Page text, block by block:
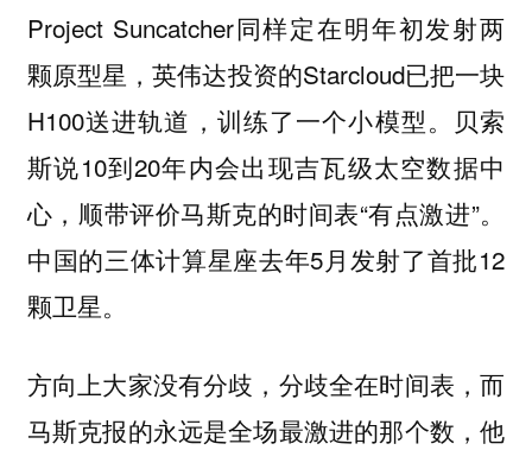
Project Suncatcher同样定在明年初发射两
颗原型星，英伟达投资的Starcloud已把一块
H100送进轨道，训练了一个小模型。贝索
斯说10到20年内会出现吉瓦级太空数据中
心，顺带评价马斯克的时间表“有点激进”。
中国的三体计算星座去年5月发射了首批12
颗卫星。
方向上大家没有分歧，分歧全在时间表，而
马斯克报的永远是全场最激进的那个数，他